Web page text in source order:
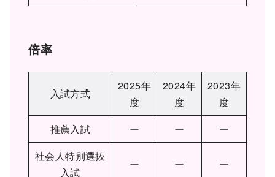
倍率
入試方式
2025年
度
2024年
度
2023年
度
推薦入試
ー ー
ー
社会人特別選抜
入試
ー ー ー